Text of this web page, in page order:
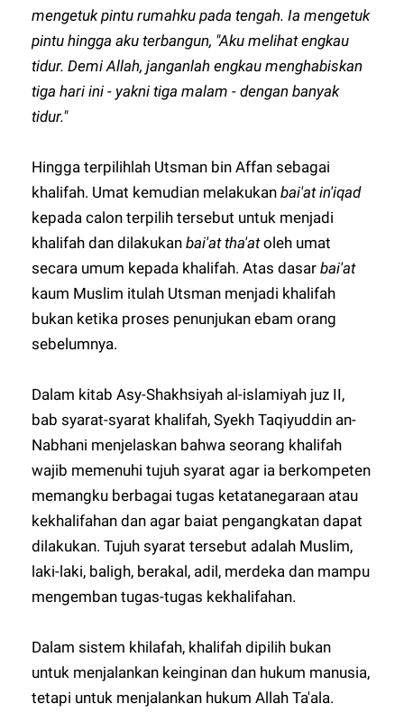
mengetuk pintu rumahku pada tengah. Ia mengetuk
pintu hingga aku terbangun, "Aku melihat engkau
tidur. Demi Allah, janganlah engkau menghabiskan
tiga hari ini - yakni tiga malam - dengan banyak
tidur."
Hingga terpilihlah Utsman bin Affan sebagai
khalifah. Umat kemudian melakukanbai'at in'iqad
kepada calon terpilih tersebut untuk menjadi
khalifah dan dilakukanbai'at tha'atoleh umat
secara umum kepada khalifah. Atas dasarbai'at
kaum Muslim itulah Utsman menjadi khalifah
bukan ketika proses penunjukan ebam orang
sebelumnya.
Dalam kitab Asy-Shakhsiyah al-islamiyah juz II,
bab syarat-syarat khalifah, Syekh Taqiyuddin an-
Nabhani menjelaskan bahwa seorang khalifah
wajib memenuhi tujuh syarat agar ia berkompeten
memangku berbagai tugas ketatanegaraan atau
kekhalifahan dan agar baiat pengangkatan dapat
dilakukan. Tujuh syarat tersebut adalah Muslim,
laki-laki, baligh, berakal, adil, merdeka dan mampu
mengemban tugas-tugas kekhalifahan.
Dalam sistem khilafah, khalifah dipilih bukan
untuk menjalankan keinginan dan hukum manusia,
tetapi untuk menjalankan hukum Allah Ta'ala.